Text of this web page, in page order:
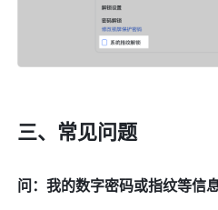
三、常见问题
问：我的数字密码或指纹等信